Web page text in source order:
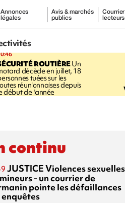
Annonces
légales
Avis & marchés
publics
lecteurs
ROUTIÈREUn
décède en juillet, 18
tuées sur les
réunionnaises depuis
début de l'année
continu
JUSTICEViolences sexuelles
- un courrier de
pointe les défaillances
enquêtes